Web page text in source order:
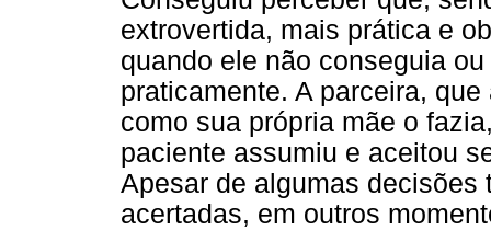
extrovertida, mais prática e
quando ele não conseguia
praticamente. A parceira,
como sua própria mãe o
paciente assumiu e aceitou
Apesar de algumas
acertadas, em outros